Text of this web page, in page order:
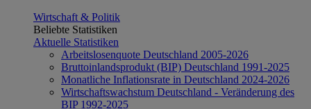
Wirtschaft & Politik
Beliebte Statistiken
Aktuelle Statistiken
Arbeitslosenquote Deutschland 2005-2026
Bruttoinlandsprodukt (BIP) Deutschland 1991-2025
Monatliche Inflationsrate in Deutschland 2024-2026
Wirtschaftswachstum Deutschland - Veränderung des
BIP 1992-2025